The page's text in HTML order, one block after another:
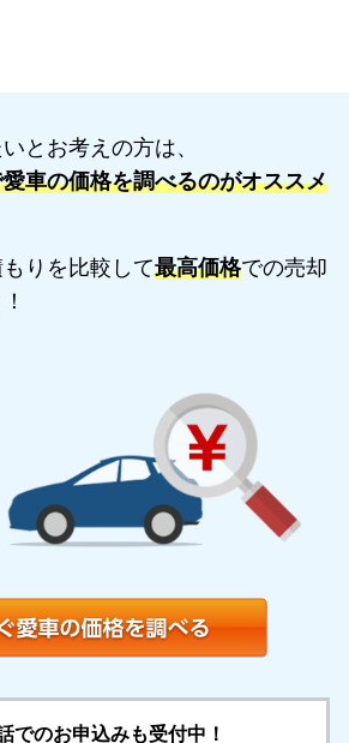
とお考えの方は、
車の価格を調べるのがオススメ
りを比較して最高価格での売却
でのお申込みも受付中！